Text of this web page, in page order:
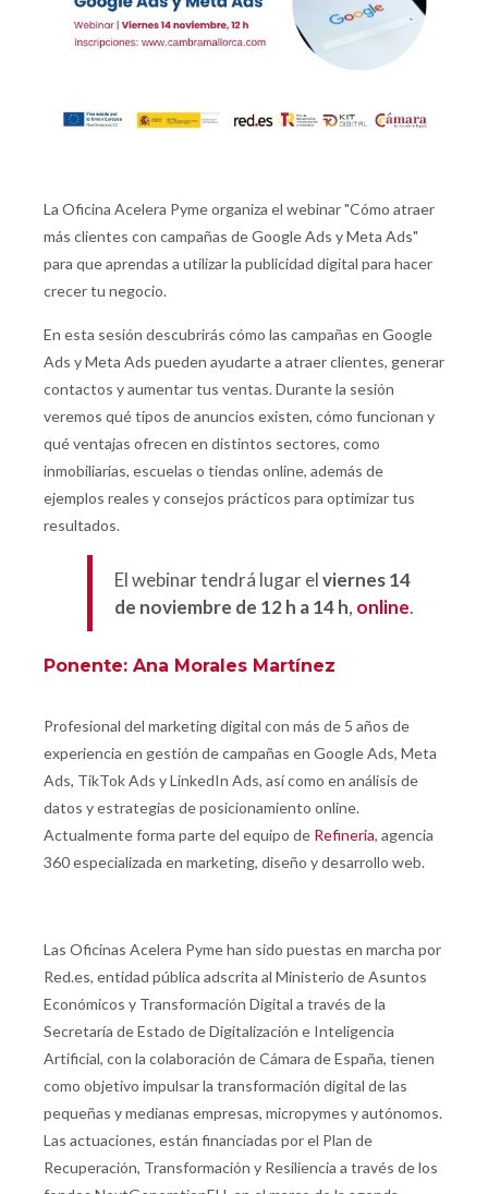
La Oficina Acelera Pyme organiza el webinar "Cómo atraer
más clientes con campañas de Google Ads y Meta Ads"
para que aprendas a utilizarla publicidad digital para hacer
crecer tu negocio.
En esta sesión descubrirás cómo las campañas en Google
Ads y Meta Ads pueden ayudarte a atraer clientes, generar
contactos y aumentar tus ventas.Durante la sesión
veremos qué tipos de anuncios existen, cómo funcionan y
qué ventajas ofrecen en distintos sectores, como
inmobiliarias, escuelas o tiendas online, además de
ejemplos reales y consejos prácticos para optimizar tus
resultados.
El webinar tendrá lugar elviernes 14
de noviembre de 12 h a 14 h, online.
Ponente: Ana Morales Martínez
Profesional del marketing digital con más de 5 años de
experiencia en gestión de campañas en Google Ads, Meta
Ads, TikTok Ads y LinkedIn Ads, así como en análisis de
datos y estrategias de posicionamiento online.
Actualmente forma parte del equipo de Refineria, agencia
360 especializada en marketing, diseño y desarrollo web.
Las Oficinas Acelera Pyme han sido puestas en marcha por
Red.es, entidad pública adscrita al Ministerio de Asuntos
Económicos y Transformación Digital a través de la
Secretaría de Estado de Digitalización e Inteligencia
Artificial, con la colaboración de Cámara de España, tienen
como objetivo impulsar la transformación digital de las
pequeñas y medianas empresas, micropymes y autónomos.
Las actuaciones, están financiadas por el Plan de
Recuperación, Transformación y Resiliencia a través de los